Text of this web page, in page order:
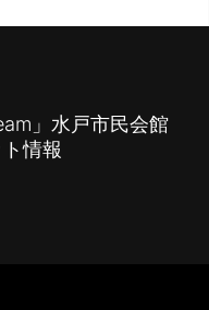
」水戸市民会館
情報